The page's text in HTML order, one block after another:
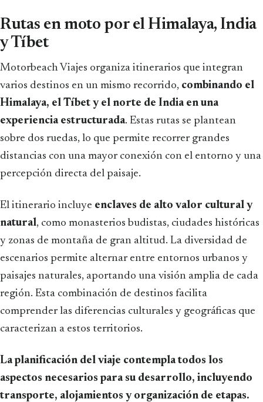
Rutas en moto por el Himalaya, India
y Tíbet
Motorbeach Viajes organiza itinerarios que integran
varios destinos en un mismo recorrido, combinando el
Himalaya, el Tíbet y el norte de India en una
experiencia estructurada. Estas rutas se plantean
sobre dos ruedas, lo que permite recorrer grandes
distancias con una mayor conexión con el entorno y una
percepción directa del paisaje.
El itinerario incluye enclaves de alto valor cultural y
natural, como monasterios budistas, ciudades históricas
y zonas de montaña de gran altitud. La diversidad de
escenarios permite alternar entre entornos urbanos y
paisajes naturales, aportando una visión amplia de cada
región. Esta combinación de destinos facilita
comprender las diferencias culturales y geográficas que
caracterizan a estos territorios.
La planificación del viaje contempla todos los
aspectos necesarios para su desarrollo, incluyendo
transporte, alojamientos y organización de etapas.